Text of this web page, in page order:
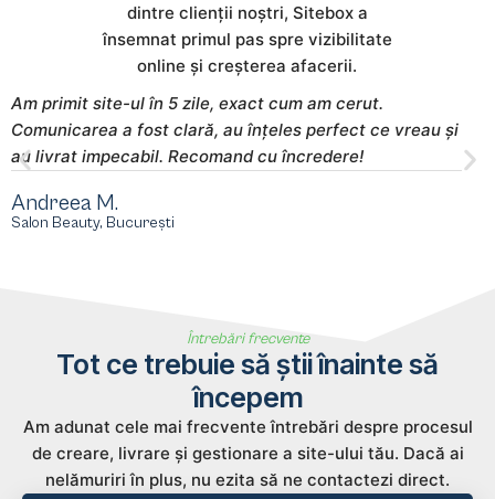
dintre clienții noștri, Sitebox a
însemnat primul pas spre vizibilitate
online și creșterea afacerii.
Am primit site-ul în 5 zile, exact cum am cerut.
Comunicarea a fost clară, au înțeles perfect ce vreau și
au livrat impecabil. Recomand cu încredere!
Andreea M.
Salon Beauty, București
Întrebări frecvente
Tot ce trebuie să știi înainte să
începem
Am adunat cele mai frecvente întrebări despre procesul
de creare, livrare și gestionare a site-ului tău. Dacă ai
nelămuriri în plus, nu ezita să ne contactezi direct.